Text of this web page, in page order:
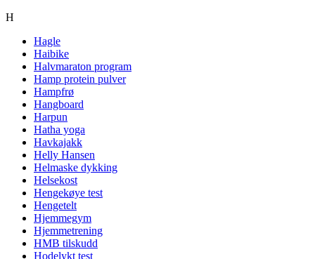
H
Hagle
Haibike
Halvmaraton program
Hamp protein pulver
Hampfrø
Hangboard
Harpun
Hatha yoga
Havkajakk
Helly Hansen
Helmaske dykking
Helsekost
Hengekøye test
Hengetelt
Hjemmegym
Hjemmetrening
HMB tilskudd
Hodelykt test